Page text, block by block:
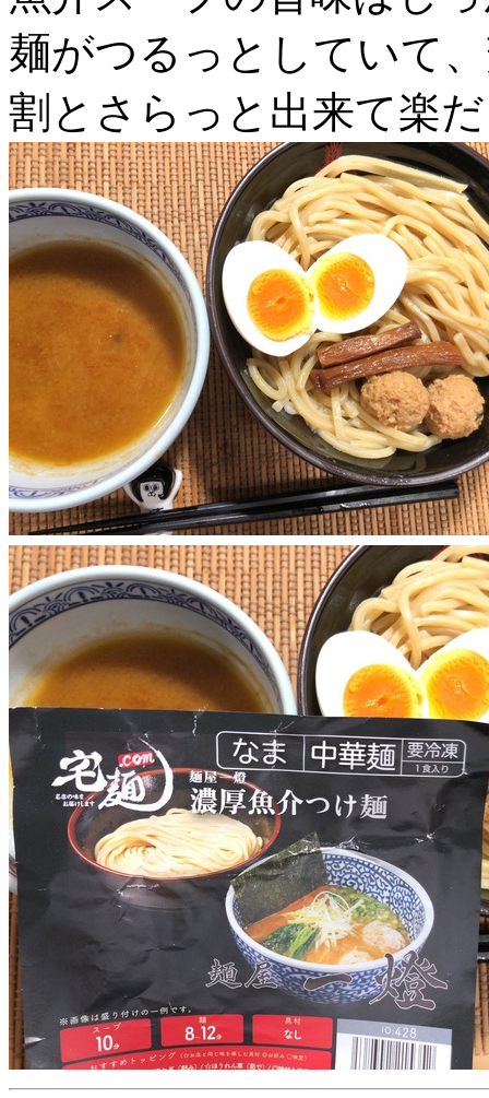
麺がつるっとしていて
割とさらっと出来て楽